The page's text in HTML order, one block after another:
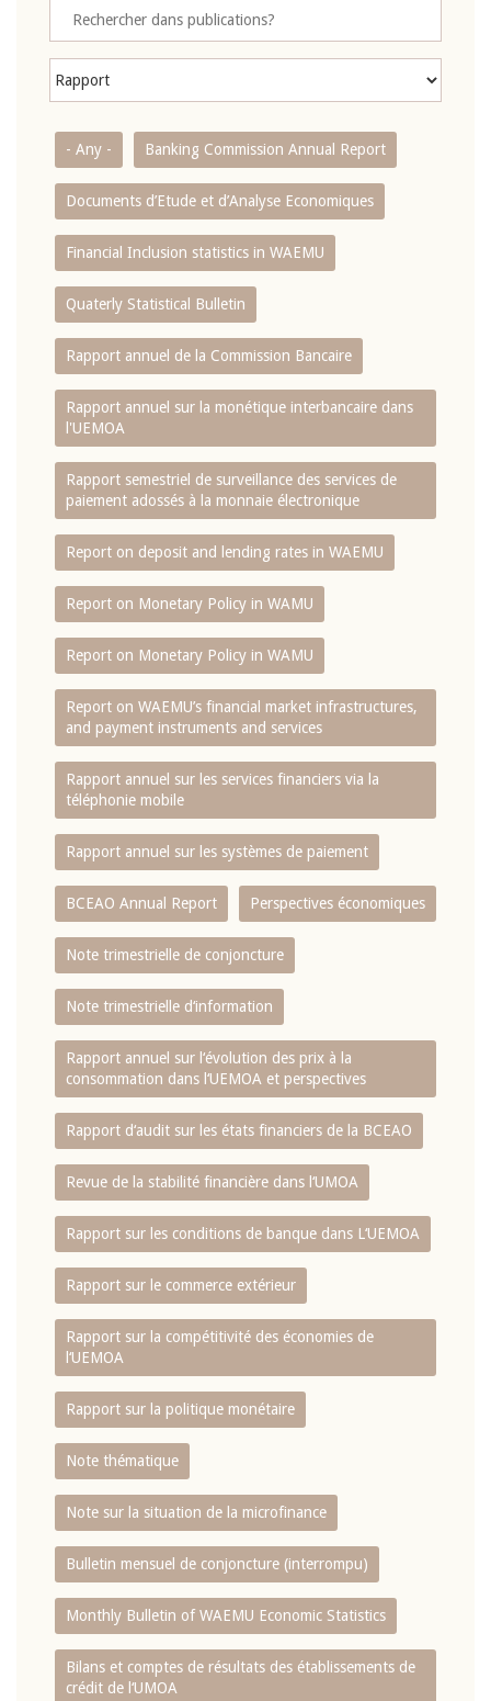
- Any - Banking Commission Annual Report
Documents d’Etude et d’Analyse Economiques
Financial Inclusion statistics in WAEMU
Quaterly Statistical Bulletin
Rapport annuel de la Commission Bancaire
Rapport annuel sur la monétique interbancaire dans
l'UEMOA
Rapport semestriel de surveillance des services de
paiement adossés à la monnaie électronique
Report on deposit and lending rates in WAEMU
Report on Monetary Policy in WAMU
Report on Monetary Policy in WAMU
Report on WAEMU’s financial market infrastructures,
and payment instruments and services
Rapport annuel sur les services financiers via la
téléphonie mobile
Rapport annuel sur les systèmes de paiement
BCEAO Annual Report Perspectives économiques
Note trimestrielle de conjoncture
Note trimestrielle d‘information
Rapport annuel sur l‘évolution des prix à la
consommation dans l‘UEMOA et perspectives
Rapport d‘audit sur les états financiers de la BCEAO
Revue de la stabilité financière dans l‘UMOA
Rapport sur les conditions de banque dans L‘UEMOA
Rapport sur le commerce extérieur
Rapport sur la compétitivité des économies de
l‘UEMOA
Rapport sur la politique monétaire
Note thématique
Note sur la situation de la microfinance
Bulletin mensuel de conjoncture (interrompu)
Monthly Bulletin of WAEMU Economic Statistics
Bilans et comptes de résultats des établissements de
crédit de l‘UMOA